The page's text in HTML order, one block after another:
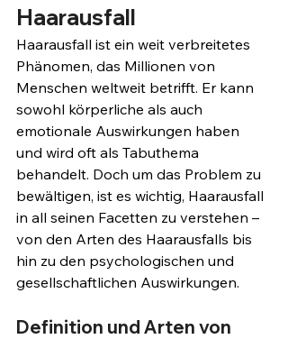
Haarausfall
Haarausfall ist ein weit verbreitetes
Phänomen, das Millionen von
Menschen weltweit betrifft. Er kann
sowohl körperliche als auch
emotionale Auswirkungen haben
und wird oft als Tabuthema
behandelt. Doch um das Problem zu
bewältigen, ist es wichtig, Haarausfall
in all seinen Facetten zu verstehen –
von den Arten des Haarausfalls bis
hin zu den psychologischen und
gesellschaftlichen Auswirkungen.
Definition und Arten von